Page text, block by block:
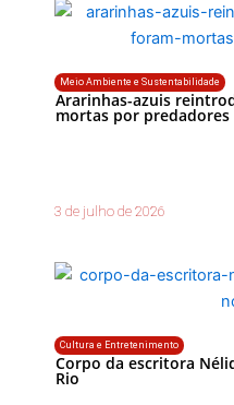
Meio Ambiente e Sustentabilidade
Ararinhas-azuis
mortas por predadores
3 de julho de 2026
Cultura e Entretenimento
Corpo da escritora
Rio